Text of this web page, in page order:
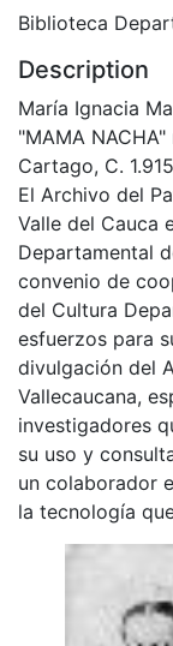
Biblioteca
Description
María Ignacia
"MAMA
Cartago, C. 1.915
El Archivo del
Valle del Cauca
Departamental
convenio de
del Cultura
esfuerzos para
divulgación del
Vallecaucana,
investigadores
su uso y
un colaborador
la tecnología